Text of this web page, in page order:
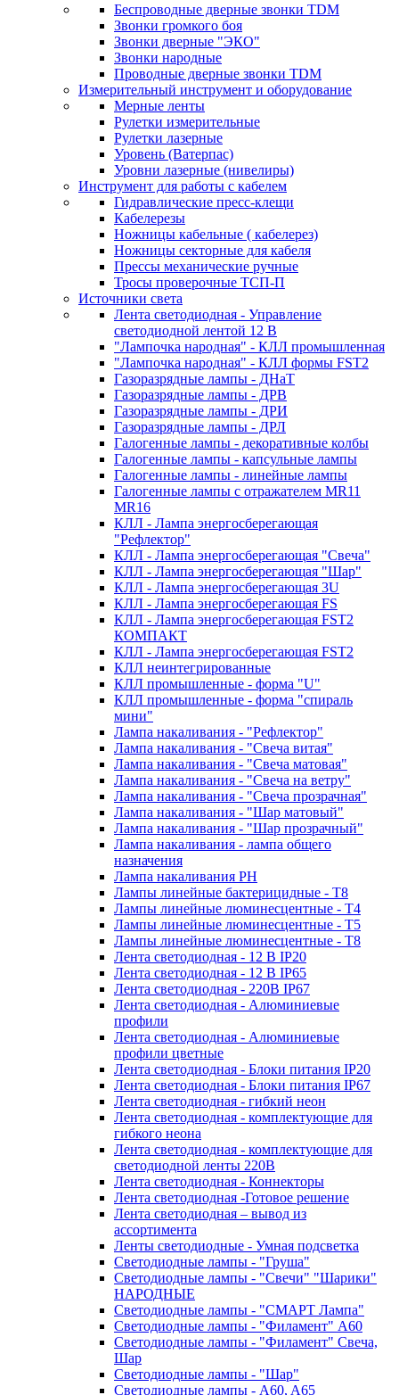
Беспроводные дверные звонки TDM
Звонки громкого боя
Звонки дверные "ЭКО"
Звонки народные
Проводные дверные звонки TDM
Измерительный инструмент и оборудование
Мерные ленты
Рулетки измерительные
Рулетки лазерные
Уровень (Ватерпас)
Уровни лазерные (нивелиры)
Инструмент для работы с кабелем
Гидравлические пресс-клещи
Кабелерезы
Ножницы кабельные ( кабелерез)
Ножницы секторные для кабеля
Прессы механические ручные
Тросы проверочные ТСП-П
Источники света
Лента светодиодная - Управление
светодиодной лентой 12 В
"Лампочка народная" - КЛЛ промышленная
"Лампочка народная" - КЛЛ формы FST2
Газоразрядные лампы - ДНаТ
Газоразрядные лампы - ДРВ
Газоразрядные лампы - ДРИ
Газоразрядные лампы - ДРЛ
Галогенные лампы - декоративные колбы
Галогенные лампы - капсульные лампы
Галогенные лампы - линейные лампы
Галогенные лампы с отражателем MR11
MR16
КЛЛ - Лампа энергосберегающая
"Рефлектор"
КЛЛ - Лампа энергосберегающая "Свеча"
КЛЛ - Лампа энергосберегающая "Шар"
КЛЛ - Лампа энергосберегающая 3U
КЛЛ - Лампа энергосберегающая FS
КЛЛ - Лампа энергосберегающая FST2
КОМПАКТ
КЛЛ - Лампа энергосберегающая FSТ2
КЛЛ неинтегрированные
КЛЛ промышленные - форма "U"
КЛЛ промышленные - форма "спираль
мини"
Лампа накаливания - "Рефлектор"
Лампа накаливания - "Свеча витая"
Лампа накаливания - "Свеча матовая"
Лампа накаливания - "Свеча на ветру"
Лампа накаливания - "Свеча прозрачная"
Лампа накаливания - "Шар матовый"
Лампа накаливания - "Шар прозрачный"
Лампа накаливания - лампа общего
назначения
Лампа накаливания РН
Лампы линейные бактерицидные - Т8
Лампы линейные люминесцентные - Т4
Лампы линейные люминесцентные - Т5
Лампы линейные люминесцентные - Т8
Лента светодиодная - 12 В IP20
Лента светодиодная - 12 В IP65
Лента светодиодная - 220В IP67
Лента светодиодная - Алюминиевые
профили
Лента светодиодная - Алюминиевые
профили цветные
Лента светодиодная - Блоки питания IP20
Лента светодиодная - Блоки питания IP67
Лента светодиодная - гибкий неон
Лента светодиодная - комплектующие для
гибкого неона
Лента светодиодная - комплектующие для
светодиодной ленты 220В
Лента светодиодная - Коннекторы
Лента светодиодная -Готовое решение
Лента светодиодная – вывод из
ассортимента
Ленты светодиодные - Умная подсветка
Светодиодные лампы - "Груша"
Светодиодные лампы - "Свечи" "Шарики"
НАРОДНЫЕ
Светодиодные лампы - "СМАРТ Лампа"
Светодиодные лампы - "Филамент" A60
Светодиодные лампы - "Филамент" Свеча,
Шар
Светодиодные лампы - "Шар"
Светодиодные лампы - A60, A65